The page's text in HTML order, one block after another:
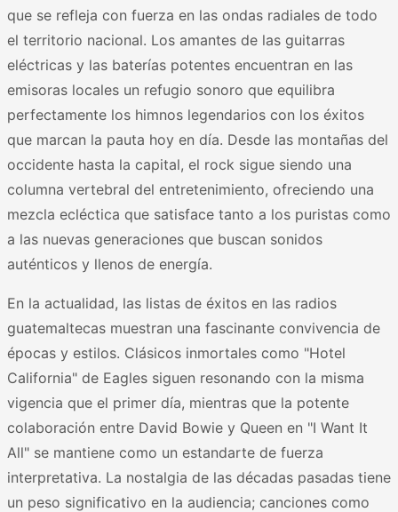
que se refleja con fuerza en las ondas radiales de todo
el territorio nacional. Los amantes de las guitarras
eléctricas y las baterías potentes encuentran en las
emisoras locales un refugio sonoro que equilibra
perfectamente los himnos legendarios con los éxitos
que marcan la pauta hoy en día. Desde las montañas del
occidente hasta la capital, el rock sigue siendo una
columna vertebral del entretenimiento, ofreciendo una
mezcla ecléctica que satisface tanto a los puristas como
a las nuevas generaciones que buscan sonidos
auténticos y llenos de energía.
En la actualidad, las listas de éxitos en las radios
guatemaltecas muestran una fascinante convivencia de
épocas y estilos. Clásicos inmortales como "Hotel
California" de Eagles siguen resonando con la misma
vigencia que el primer día, mientras que la potente
colaboración entre David Bowie y Queen en "I Want It
All" se mantiene como un estandarte de fuerza
interpretativa. La nostalgia de las décadas pasadas tiene
un peso significativo en la audiencia; canciones como